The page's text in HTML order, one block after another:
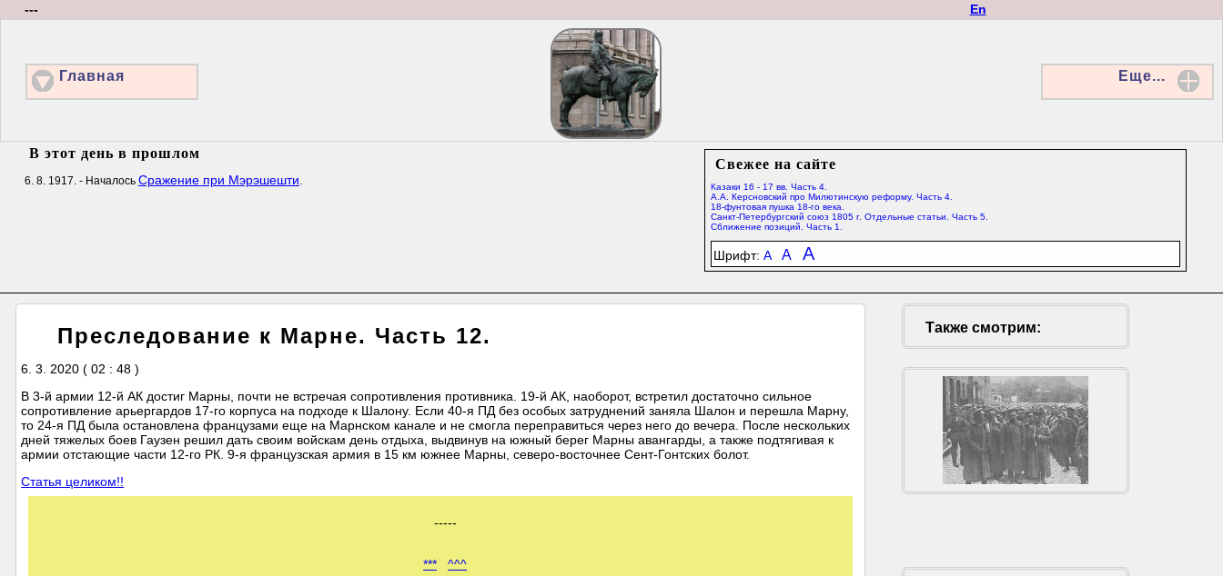
En
---
Главная Еще...
Свежее на сайте
Казаки 16 - 17 вв. Часть 4.
А.А. Керсновский про Милютинскую реформу. Часть 4.
18-фунтовая пушка 18-го века.
Санкт-Петербургский союз 1805 г. Отдельные статьи. Часть 5.
Сближение позиций. Часть 1.
Шрифт:A A A
В этот день в прошлом
6. 8. 1917. - Началось Сражение при Мэрэшешти.
Преследование к Марне. Часть 12.
6. 3. 2020 ( 02 : 48 )
В 3-й армии 12-й АК достиг Марны, почти не встречая сопротивления противника. 19-й АК, наоборот, встретил достаточно сильное
сопротивление арьергардов 17-го корпуса на подходе к Шалону. Если 40-я ПД без особых затруднений заняла Шалон и перешла Марну,
то 24-я ПД была остановлена французами еще на Марнском канале и не смогла переправиться через него до вечера. После нескольких
дней тяжелых боев Гаузен решил дать своим войскам день отдыха, выдвинув на южный берег Марны авангарды, а также подтягивая к
армии отстающие части 12-го РК. 9-я французская армия в 15 км южнее Марны, северо-восточнее Сент-Гонтских болот.
Статья целиком!!
-----
*** ^^^
Также смотрим: